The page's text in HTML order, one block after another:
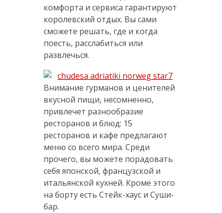
комфорта и сервиса гарантируют
королевский отдых. Вы сами
сможете решать, где и когда
поесть, расслабиться или
развлечься.
Внимание гурманов и ценителей
вкусной пищи, несомненно,
привлечет разнообразие
ресторанов и блюд: 15
ресторанов и кафе предлагают
меню со всего мира. Среди
прочего, вы можете порадовать
себя японской, французской и
итальянской кухней. Кроме этого
на борту есть Стейк-хаус и Суши-
бар.